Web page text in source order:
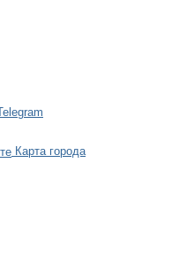
Карта города